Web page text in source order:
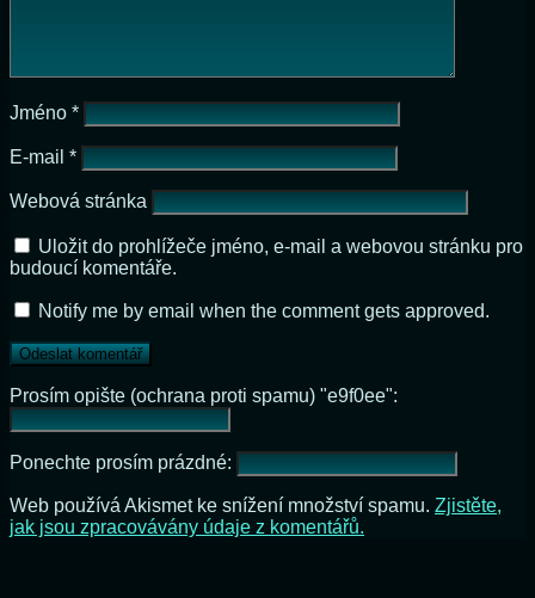
Jméno *
E-mail *
Webová stránka
Uložit do prohlížeče jméno, e-mail a webovou stránku pro
budoucí komentáře.
Notify me by email when the comment gets approved.
Prosím opište (ochrana proti spamu) "e9f0ee":
Ponechte prosím prázdné:
Web používá Akismet ke snížení množství spamu. Zjistěte,
jak jsou zpracovávány údaje z komentářů.